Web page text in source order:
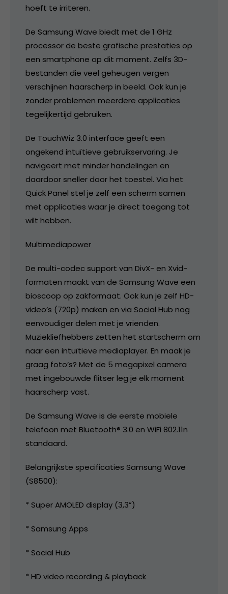
hoeft te irriteren.
De Samsung Wave biedt met de 1 GHz
processor de beste grafische prestaties op
een smartphone op dit moment. Zelfs 3D-
bestanden die veel geheugen vergen
verschijnen haarscherp in beeld. Ook kun je
zonder problemen meerdere applicaties
tegelijkertijd gebruiken.
De TouchWiz 3.0 interface geeft een
ongekend intuïtieve gebruikservaring. Je
navigeert met minder handelingen en
daardoor sneller door het toestel. Via het
Quick Panel stel je zelf een scherm samen
met applicaties waar je direct toegang tot
wilt hebben.
Multimediapower
De multi-codec support van DivX- en Xvid-
formaten maakt van de Samsung Wave een
bioscoop op zakformaat. Ook kun je zelf HD-
video’s (720p) maken en via Social Hub nog
eenvoudiger delen met je vrienden.
Muziekliefhebbers zetten het startscherm om
naar een intuïtieve mediaplayer. En maak je
graag foto’s? Met de 5 megapixel camera
met ingebouwde flitser leg je elk moment
haarscherp vast.
De Samsung Wave is de eerste mobiele
telefoon met Bluetooth® 3.0 en WiFi 802.11n
standaard.
Belangrijkste specificaties Samsung Wave
(S8500):
* Super AMOLED display (3,3”)
* Samsung Apps
* Social Hub
* HD video recording & playback